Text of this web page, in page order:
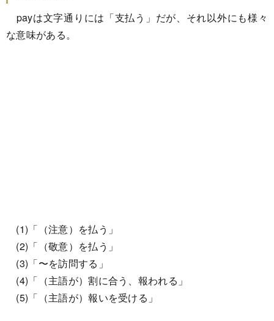
payは文字通りには「支払う」だが、それ以外にも様々
な意味がある。
(1)「（注意）を払う」
(2)「（敬意）を払う」
(3)「〜を訪問する」
(4)「（主語が）割に合う、報われる」
(5)「（主語が）報いを受ける」